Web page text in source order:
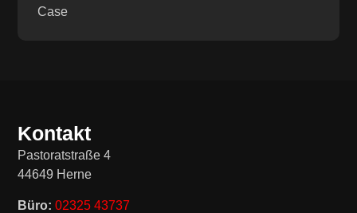
Case
Kontakt
Pastoratstraße 4
44649 Herne
Büro: 02325 43737